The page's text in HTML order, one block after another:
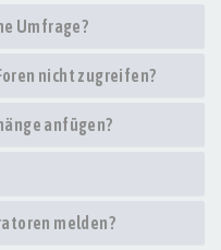
Umfrage?
nicht zugreifen?
anfügen?
melden?